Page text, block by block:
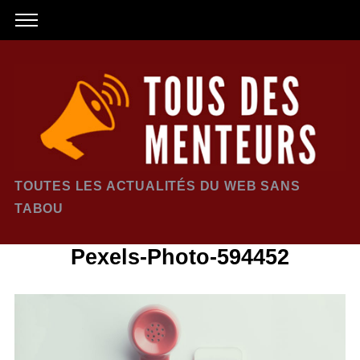
TOUTES LES ACTUALITÉS DU WEB SANS
TABOU
Pexels-Photo-594452